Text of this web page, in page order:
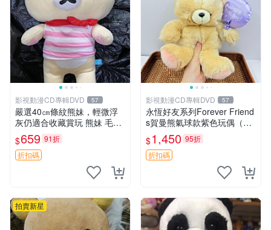
影視動漫CD專輯DVD 57
嚴選40㎝條紋熊妹，輕微浮
灰仍適合收藏賞玩 熊妹 毛絨
玩具 浮雕熊
$659 91折
折扣碼
影視動漫CD專輯DVD 57
永恆好友系列Forever Friend
s賀曼熊氣球款紫色玩偶（鼻
子稍有磨損） 中古玩具 氣球
熊 玩偶
$1,450 95折
折扣碼
拍賣新星